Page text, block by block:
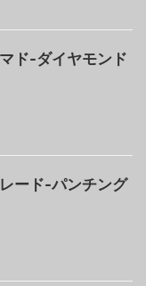
ド-ダイヤモンド
ード-パンチング